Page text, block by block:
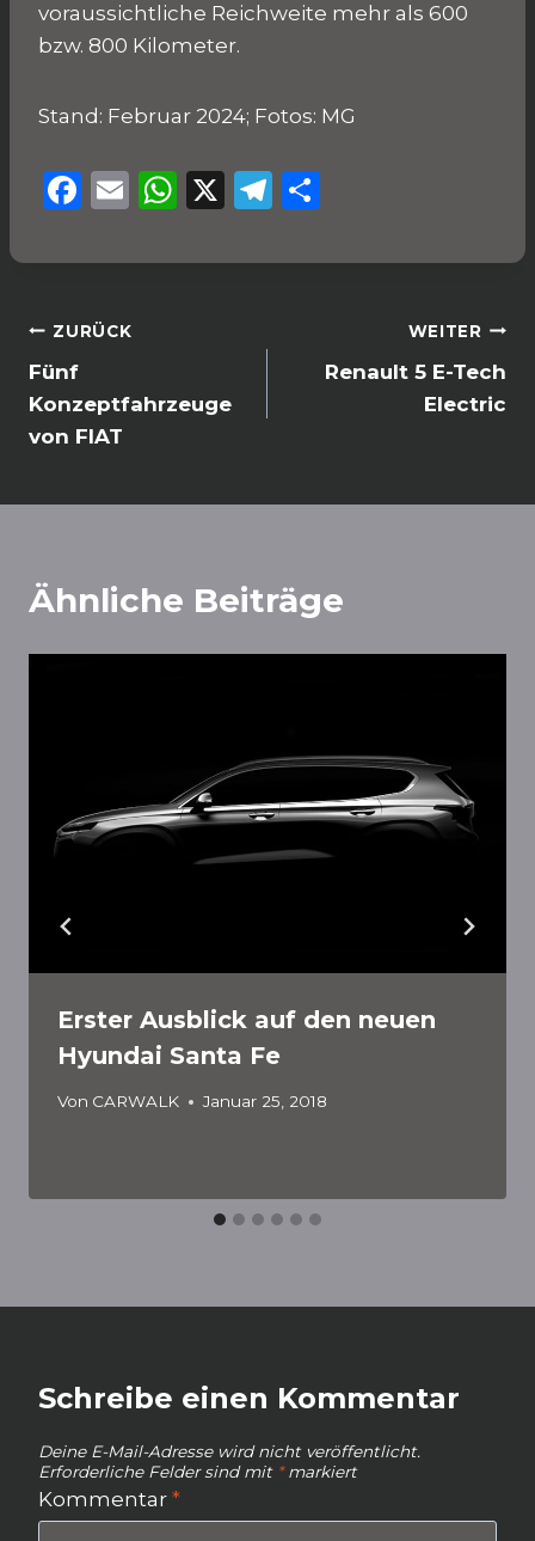
voraussichtliche Reichweite mehr als 600
bzw. 800 Kilometer.
Stand: Februar 2024; Fotos: MG
F
c
b
o
k
E
ai
W
a
p
X
T
e le
Beitragsnavigation
ZURÜCK
Fünf
Konzeptfahrzeuge
von FIAT
WEITER
Renault 5 E-Tech
Electric
Ähnliche Beiträge
Erster Ausblick auf den neuen
Hyundai Santa Fe
Von CARWALK Januar 25, 2018
Schreibe einen Kommentar
Deine E-Mail-Adresse wird nicht veröffentlicht.
Erforderliche Felder sind mit *markiert
Kommentar *